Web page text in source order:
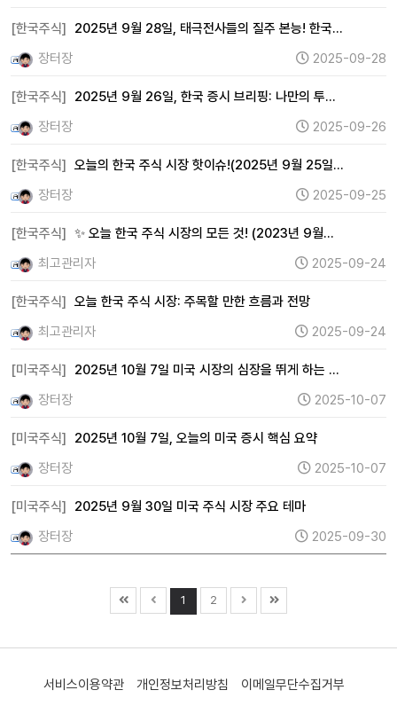
[한국주식]
2025년 9월 28일, 태극전사들의 질주 본능! 한국…
장터장
2025-09-28
[한국주식]
2025년 9월 26일, 한국 증시 브리핑: 나만의 투…
장터장
2025-09-26
[한국주식]
오늘의 한국 주식 시장 핫이슈!(2025년 9월 25일…
장터장
2025-09-25
[한국주식]
✨ 오늘 한국 주식 시장의 모든 것! (2023년 9월…
최고관리자
2025-09-24
[한국주식]
오늘 한국 주식 시장: 주목할 만한 흐름과 전망
최고관리자
2025-09-24
[미국주식]
2025년 10월 7일 미국 시장의 심장을 뛰게 하는 …
장터장
2025-10-07
[미국주식]
2025년 10월 7일, 오늘의 미국 증시 핵심 요약
장터장
2025-10-07
[미국주식]
2025년 9월 30일 미국 주식 시장 주요 테마
장터장
2025-09-30
1 2
서비스이용약관 개인정보처리방침
이메일무단수집거부